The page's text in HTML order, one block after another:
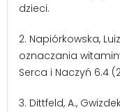
dzieci.
2. Napiórkowska,
oznaczania
Serca i Naczyń 6.4
3. Dittfeld, A.,